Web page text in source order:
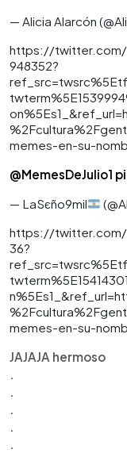
— Alicia Alarcón
https://twitter.com/
948352?
memes-en-su-
@MemesDeJulio1
— LaSєño9mil
https://twitter.com/
36?
memes-en-su-
JAJAJA hermoso
.
.
.
.
.